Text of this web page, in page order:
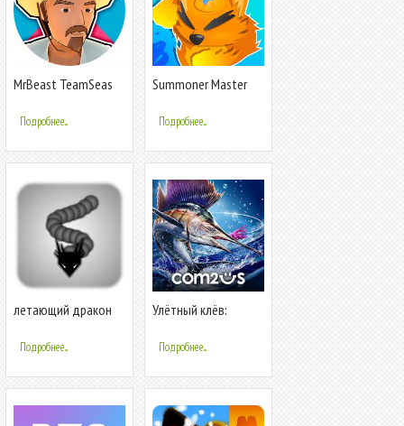
MrBeast TeamSeas
Подробнее...
Summoner Master
Подробнее...
летающий дракон
Подробнее...
Улётный клёв:
Подробнее...